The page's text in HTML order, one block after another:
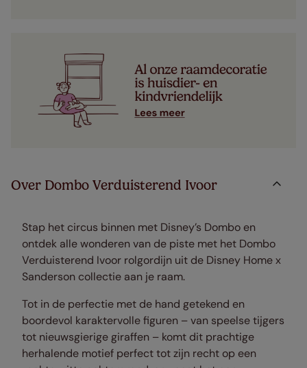
Over Dombo Verduisterend Ivoor
Stap het circus binnen met Disney’s Dombo en
ontdek alle wonderen van de piste met het Dombo
Verduisterend Ivoor rolgordijn uit de Disney Home x
Sanderson collectie aan je raam.
Tot in de perfectie met de hand getekend en
boordevol karaktervolle figuren – van speelse tijgers
tot nieuwsgierige giraffen – komt dit prachtige
herhalende motief perfect tot zijn recht op een